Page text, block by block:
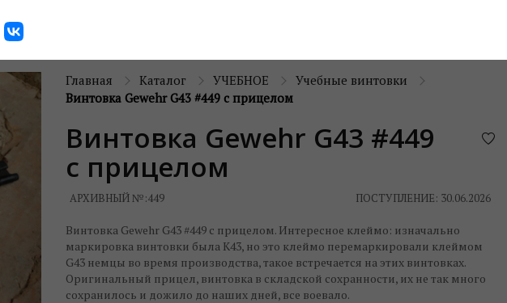
Главная Каталог УЧЕБНОЕ
Учебные винтовки
Винтовка Gewehr G43 #449 с прицелом
Винтовка Gewehr G43 #449
с прицелом
АРХИВНЫЙ №:449 ПОСТУПЛЕНИЕ: 30.06.2026
Винтовка Gewehr G43 #449 с прицелом. Интересное клеймо: изначально
маркировка винтовки была К43, но это клеймо перемаркировали клеймом
G43 немцы во время производства, такое встречается на этих винтовках.
Оригинальный прицел, винтовка в складской сохранности, их не так много
сохранилось и дожило до наших дней, все воевало.